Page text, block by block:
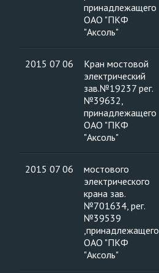
принадлежащего
ОАО "ПКФ
"Аксоль"
2015 07 06
Кран мостовой
электрический
зав.№19237 рег.
№39632,
принадлежащего
ОАО "ПКФ
"Аксоль"
2015 07 06
мостового
электрического
крана зав.
№701634, рег.
№39539
,принадлежащего
ОАО "ПКФ
"Аксоль"